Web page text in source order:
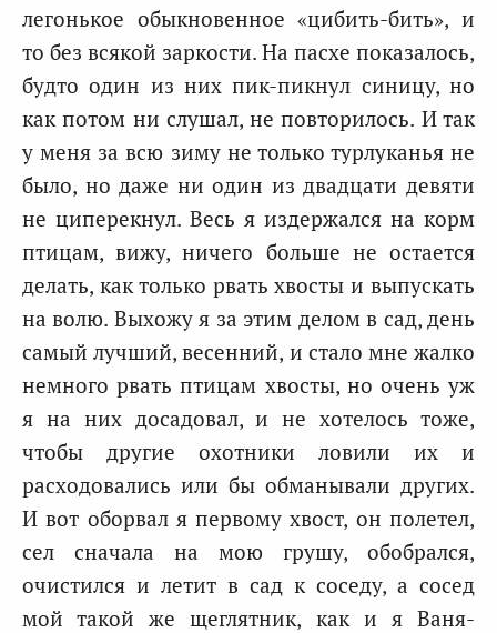
легонькое обыкновенное «цибить-бить», и
то без всякой заркости. На пасхе показалось,
будто один из них пик-пикнул синицу, но
как потом ни слушал, не повторилось. И так
у меня за всю зиму не только турлуканья не
было, но даже ни один из двадцати девяти
не циперекнул. Весь я издержался на корм
птицам, вижу, ничего больше не остается
делать, как только рвать хвосты и выпускать
на волю. Выхожу я за этим делом в сад, день
самый лучший, весенний, и стало мне жалко
немного рвать птицам хвосты, но очень уж
я на них досадовал, и не хотелось тоже,
чтобы другие охотники ловили их и
расходовались или бы обманывали других.
И вот оборвал я первому хвост, он полетел,
сел сначала на мою грушу, обобрался,
очистился и летит в сад к соседу, а сосед
мой такой же щеглятник, как и я Ваня-